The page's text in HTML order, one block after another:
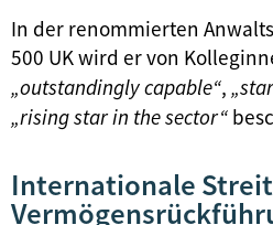
In der renommierten
500 UK wird er von
„outstandingly capable“,
„rising star in the sector“
Internationale